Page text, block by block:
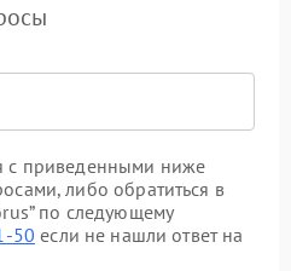
с приведенными ниже
либо обратиться в
по следующему
50 если не нашли ответ на